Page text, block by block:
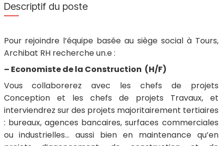
Descriptif du poste
Pour rejoindre l’équipe basée au siège social à Tours,
Archibat RH recherche un.e :
– Economiste de la Construction (H/F)
Vous collaborerez avec les chefs de projets
Conception et les chefs de projets Travaux, et
interviendrez sur des projets majoritairement tertiaires
: bureaux, agences bancaires, surfaces commerciales
ou industrielles… aussi bien en maintenance qu’en